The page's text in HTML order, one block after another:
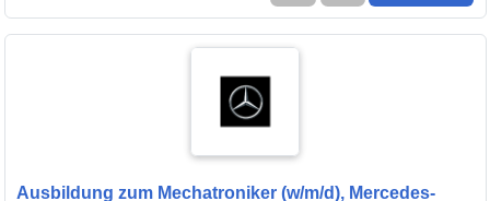
Ausbildung zum Mechatroniker (w/m/d), Mercedes-